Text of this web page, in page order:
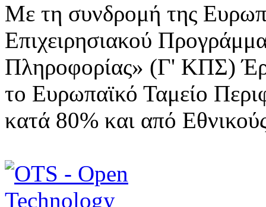
Με τη συνδρομή της
Επιχειρησιακού
Πληροφορίας» (Γ' ΚΠΣ)
το Ευρωπαϊκό Ταμείο
κατά 80% και από